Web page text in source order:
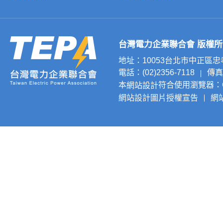
台灣電力企業聯合會 版權
地址：10053台北市中正區
電話：(02)2356-7118
傳
本網站設計符合使用瀏覽器
網站設計圖片授權宣告
網